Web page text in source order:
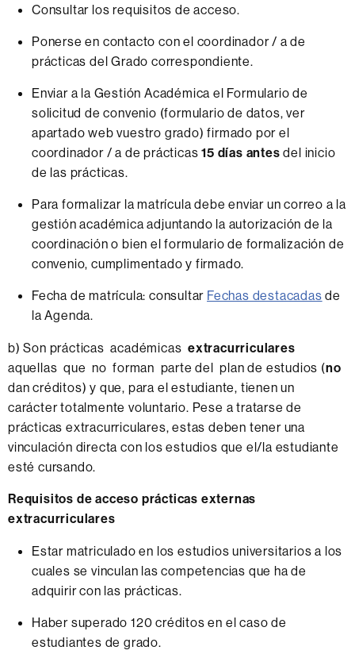
Consultar los requisitos de acceso.
Ponerse en contacto con el coordinador / a de
prácticas del Grado correspondiente.
Enviar a la Gestión Académica el Formulario de
solicitud de convenio (formulario de datos, ver
apartado web vuestro grado) firmado por el
coordinador / a de prácticas15 días antesdel inicio
de las prácticas.
Para formalizar la matrícula debe enviar un correo a la
gestión académica adjuntando la autorización de la
coordinación o bien el formulario de formalización de
convenio, cumplimentado y firmado.
Fecha de matrícula: consultar Fechas destacadas de
la Agenda.
b) Son prácticas académicas extracurriculares
aquellas que no forman parte del plan de estudios (no
dan créditos) y que, para el estudiante, tienen un
carácter totalmente voluntario. Pese a tratarse de
prácticas extracurriculares, estas deben tener una
vinculación directa con los estudios que el/la estudiante
esté cursando.
Requisitos de acceso prácticas externas
extracurriculares
Estar matriculado en los estudios universitarios a los
cuales se vinculan las competencias que ha de
adquirir con las prácticas.
Haber superado 120 créditos en el caso de
estudiantes de grado.